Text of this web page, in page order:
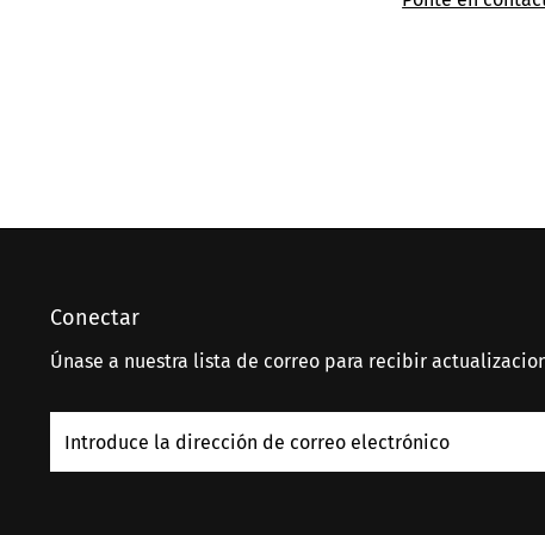
Conectar
Únase a nuestra lista de correo para recibir